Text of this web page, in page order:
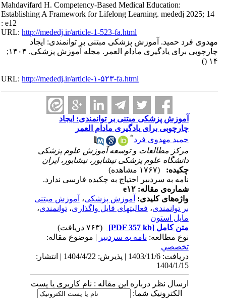
Mahdavifard H. Competency-Based Medical Education:
Establishing A Framework for Lifelong Learning. mededj 2025; 14
: e12
URL:http://mededj.ir/article-1-523-fa.html
مهدوی فرد حمید. آموزش پزشکی مبتنی بر توانمندی: ایجاد
چارچوبی برای یادگیری مادام العمر. مجله آموزش پزشکی. ۱۴۰۴;
۱۴ ()
URL:http://mededj.ir/article-۱-۵۲۳-fa.html
آموزش پزشکی مبتنی بر توانمندی: ایجاد
چارچوبی برای یادگیری مادام العمر
حمید مهدوی فرد *
مرکز مطالعات و توسعه آموزش علوم پزشکی
دانشگاه علوم پزشکی نیشابور، نیشابور، ایران
چکیده:
نامه به سردبیر احتیاج به چکیده فارسی ندارد.
شماره‌ی مقاله: e۱۲
واژه‌های کلیدی:آموزش پزشکی،آموزش مبتنی
بر توانمندی،فعالیتهای قابل واگذاری،توانمندی،
مایل استون
متن کامل[PDF 357 kb]
نوع مطالعه:نامه به سردبیر| موضوع مقاله:
تخصصي
دریافت: 1403/11/6 | پذیرش: 1404/4/22 | انتشار:
1404/1/15
ارسال نظر درباره این مقاله : نام کاربری یا پست
الکترونیک شما: